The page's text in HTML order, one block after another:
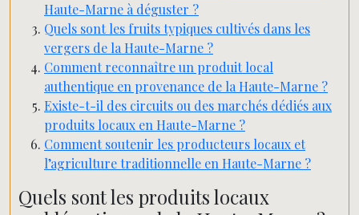
Haute-Marne à déguster ?
Quels sont les fruits typiques cultivés dans les
vergers de la Haute-Marne ?
Comment reconnaître un produit local
authentique en provenance de la Haute-Marne ?
Existe-t-il des circuits ou des marchés dédiés aux
produits locaux en Haute-Marne ?
Comment soutenir les producteurs locaux et
l’agriculture traditionnelle en Haute-Marne ?
Quels sont les produits locaux